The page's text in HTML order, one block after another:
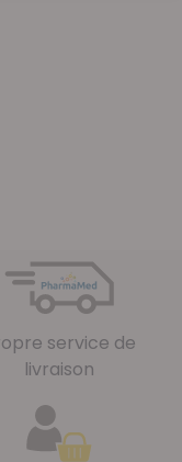
service de
livraison